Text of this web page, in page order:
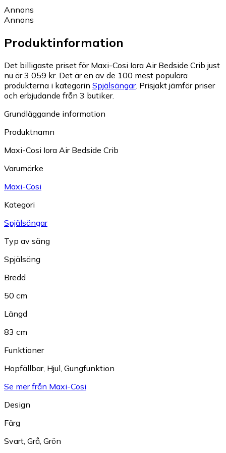
Annons
Annons
Produktinformation
Det billigaste priset för Maxi-Cosi Iora Air Bedside Crib just
nu är 3 059 kr. Det är en av de 100 mest populära
produkterna i kategorin Spjälsängar. Prisjakt jämför priser
och erbjudande från 3 butiker.
Grundläggande information
Produktnamn
Maxi-Cosi Iora Air Bedside Crib
Varumärke
Maxi-Cosi
Kategori
Spjälsängar
Typ av säng
Spjälsäng
Bredd
50 cm
Längd
83 cm
Funktioner
Hopfällbar, Hjul, Gungfunktion
Se mer från Maxi-Cosi
Design
Färg
Svart, Grå, Grön